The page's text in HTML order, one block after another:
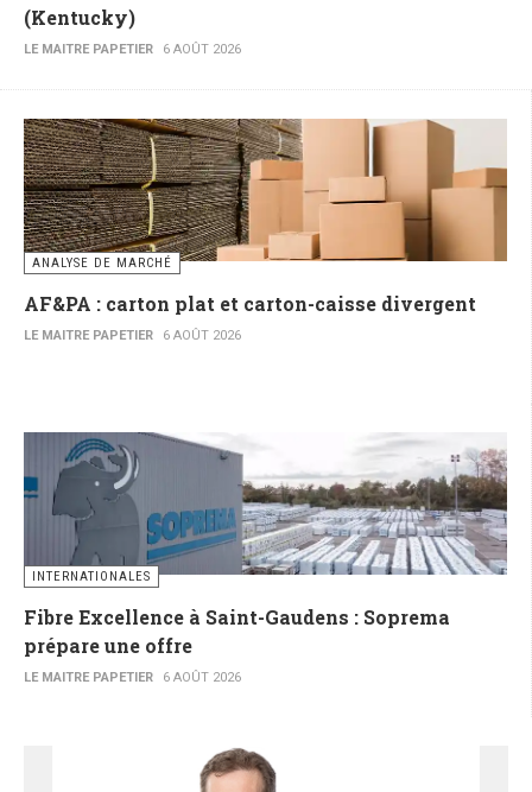
(Kentucky)
LE MAITRE PAPETIER 6 AOÛT 2026
ANALYSE DE MARCHÉ
AF&PA : carton plat et carton-caisse divergent
LE MAITRE PAPETIER 6 AOÛT 2026
INTERNATIONALES
Fibre Excellence à Saint-Gaudens : Soprema
prépare une offre
LE MAITRE PAPETIER 6 AOÛT 2026